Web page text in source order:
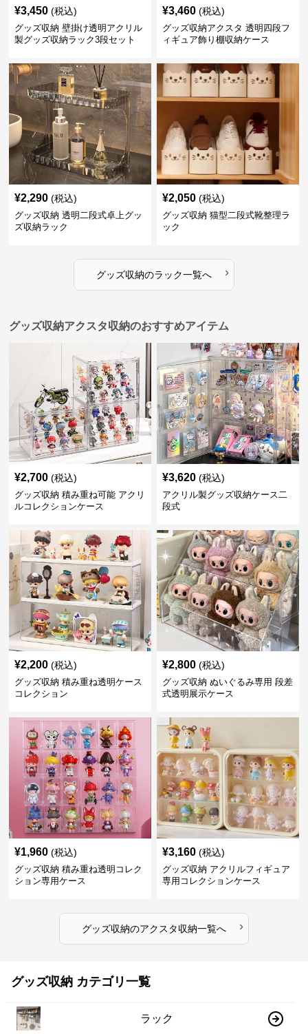
¥3,450 (税込)
グッズ収納 壁掛け透明アクリル
製グッズ収納ラック3段セット
¥3,460 (税込)
グッズ収納アクスタ 透明四段フ
ィギュア飾り棚収納ケース
¥2,290 (税込)
グッズ収納 透明二段式卓上グッ
ズ収納ラック
¥2,050 (税込)
グッズ収納 猫型二段式靴整理ラ
ック
グッズ収納のラック一覧へ ›
グッズ収納アクスタ収納のおすすめアイテム
¥2,700 (税込)
グッズ収納 積み重ね可能 アクリ
ルコレクションケース
¥3,620 (税込)
アクリル製グッズ収納ケース二
段式
¥2,200 (税込)
グッズ収納 積み重ね透明ケース
コレクション
¥2,800 (税込)
グッズ収納 ぬいぐるみ専用 段差
式透明展示ケース
¥1,960 (税込)
グッズ収納 積み重ね透明コレク
ション専用ケース
¥3,160 (税込)
グッズ収納 アクリルフィギュア
専用コレクションケース
グッズ収納のアクスタ収納一覧へ ›
グッズ収納 カテゴリ一覧
ラック